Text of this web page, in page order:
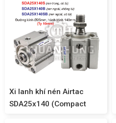
Xi lanh khí nén Airtac
SDA25x140 (Compact